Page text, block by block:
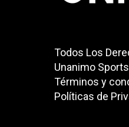
Todos Los
Unanimo
Términos y
Políticas de